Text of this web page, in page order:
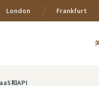
London Frankfurt
和API